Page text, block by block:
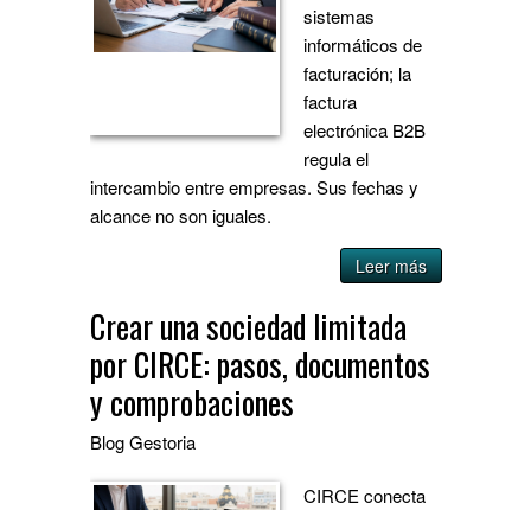
sistemas
informáticos de
facturación; la
factura
electrónica B2B
regula el
intercambio entre empresas. Sus fechas y
alcance no son iguales.
Leer más
Crear una sociedad limitada
por CIRCE: pasos, documentos
y comprobaciones
BlogGestoria
CIRCE conecta